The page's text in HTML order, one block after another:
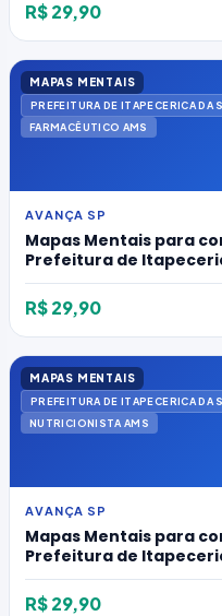
R$ 29,90
MAPAS MENTAIS
FARMACÊUTICO AMS
AVANÇA SP
Mapas Mentais para
Prefeitura de
2026 para
R$ 29,90
MAPAS MENTAIS
NUTRICIONISTA AMS
AVANÇA SP
Mapas Mentais para
Prefeitura de
2026 para
R$ 29,90